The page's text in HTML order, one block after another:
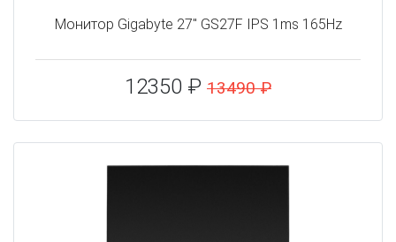
Монитор Gigabyte 27" GS27F IPS 1ms 165Hz
12350 ₽ 13490 ₽